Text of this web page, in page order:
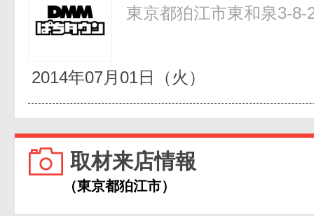
東京都狛江市東和泉3-8-
2014年07月01日（火）
取材来店情報
（東京都狛江市）